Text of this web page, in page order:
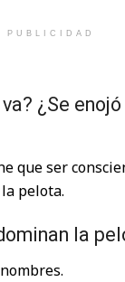
PUBLICIDAD
¿Se enojó
que ser
pelota.
la